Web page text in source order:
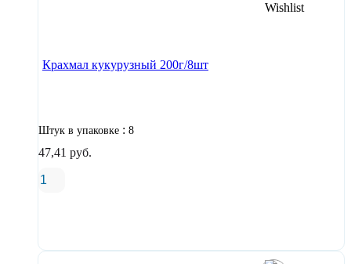
Крахмал кукурузный 200г/8шт
Штук в упаковке : 8
47,41 руб.